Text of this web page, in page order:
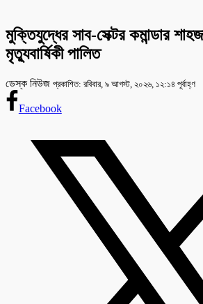
মুক্তিযুদ্ধের সাব-সেক্টর কমান্ডার
মৃত্যুবার্ষিকী পালিত
ডেস্ক নিউজ প্রকাশিত: রবিবার, ৯ আগস্ট, ২০২৬, ১২:১৪ পূর্বাহ্ণ
Facebook